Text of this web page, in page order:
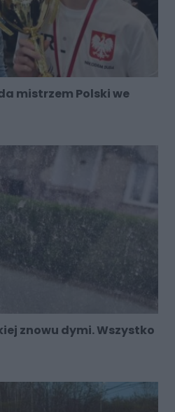
mistrzem Polski we
znowu dymi. Wszystko